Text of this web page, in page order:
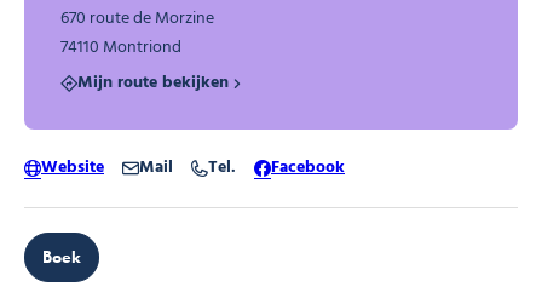
670 route de Morzine
74110 Montriond
Mijn route bekijken
Website Mail Tel. Facebook
Boek